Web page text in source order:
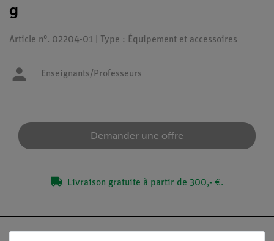
g
Article n°. 02204-01 | Type : Équipement et accessoires
Enseignants/Professeurs
Demander une offre
Livraison gratuite à partir de 300,- €.